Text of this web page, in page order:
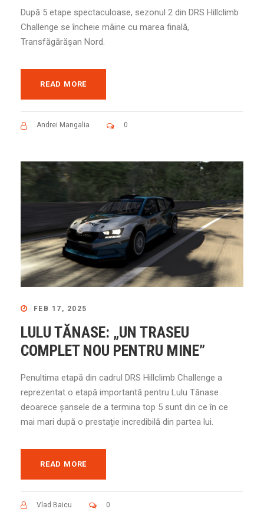
După 5 etape spectaculoase, sezonul 2 din DRS Hillclimb
Challenge se încheie mâine cu marea finală,
Transfăgărășan Nord.
READ MORE
Andrei Mangalia 0
FEB 17, 2025
LULU TĂNASE: „UN TRASEU
COMPLET NOU PENTRU MINE”
Penultima etapă din cadrul DRS Hillclimb Challenge a
reprezentat o etapă importantă pentru Lulu Tănase
deoarece șansele de a termina top 5 sunt din ce în ce
mai mari după o prestație incredibilă din partea lui.
READ MORE
Vlad Baicu 0